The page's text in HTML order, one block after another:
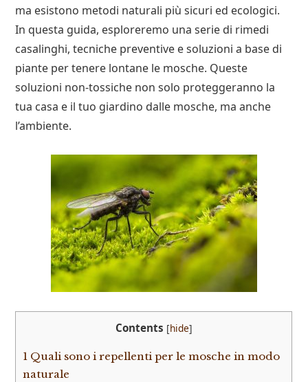
ma esistono metodi naturali più sicuri ed ecologici.
In questa guida, esploreremo una serie di rimedi
casalinghi, tecniche preventive e soluzioni a base di
piante per tenere lontane le mosche. Queste
soluzioni non-tossiche non solo proteggeranno la
tua casa e il tuo giardino dalle mosche, ma anche
l’ambiente.
Contents [hide]
1 Quali sono i repellenti per le mosche in modo
naturale